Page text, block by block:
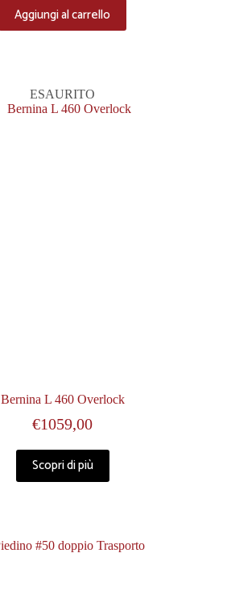
Aggiungi al carrello
ESAURITO
Bernina L 460 Overlock
€1059,00
Scopri di più